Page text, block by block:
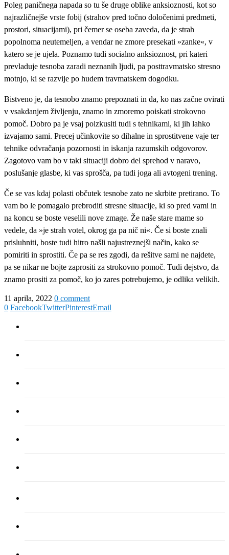
Poleg paničnega napada so tu še druge oblike anksioznosti, kot so
najrazličnejše vrste fobij (strahov pred točno določenimi predmeti,
prostori, situacijami), pri čemer se oseba zaveda, da je strah
popolnoma neutemeljen, a vendar ne zmore presekati »zanke«, v
katero se je ujela. Poznamo tudi socialno anksioznost, pri kateri
prevladuje tesnoba zaradi neznanih ljudi, pa posttravmatsko stresno
motnjo, ki se razvije po hudem travmatskem dogodku.
Bistveno je, da tesnobo znamo prepoznati in da, ko nas začne ovirati
v vsakdanjem življenju, znamo in zmoremo poiskati strokovno
pomoč. Dobro pa je vsaj poizkusiti tudi s tehnikami, ki jih lahko
izvajamo sami. Precej učinkovite so dihalne in sprostitvene vaje ter
tehnike odvračanja pozornosti in iskanja razumskih odgovorov.
Zagotovo vam bo v taki situaciji dobro del sprehod v naravo,
poslušanje glasbe, ki vas sprošča, pa tudi joga ali avtogeni trening.
Če se vas kdaj polasti občutek tesnobe zato ne skrbite pretirano. To
vam bo le pomagalo prebroditi stresne situacije, ki so pred vami in
na koncu se boste veselili nove zmage. Že naše stare mame so
vedele, da »je strah votel, okrog ga pa nič ni«. Če si boste znali
prisluhniti, boste tudi hitro našli najustreznejši način, kako se
pomiriti in sprostiti. Če pa se res zgodi, da rešitve sami ne najdete,
pa se nikar ne bojte zaprositi za strokovno pomoč. Tudi dejstvo, da
znamo prositi za pomoč, ko jo zares potrebujemo, je odlika velikih.
11 aprila, 2022 0 comment
0 FacebookTwitterPinterestEmail